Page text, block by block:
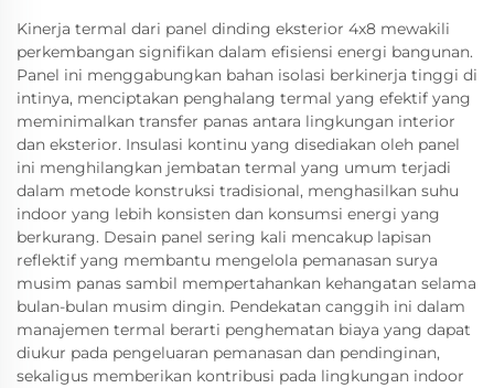
Kinerja termal dari panel dinding eksterior 4x8 mewakili
perkembangan signifikan dalam efisiensi energi bangunan.
Panel ini menggabungkan bahan isolasi berkinerja tinggi di
intinya, menciptakan penghalang termal yang efektif yang
meminimalkan transfer panas antara lingkungan interior
dan eksterior. Insulasi kontinu yang disediakan oleh panel
ini menghilangkan jembatan termal yang umum terjadi
dalam metode konstruksi tradisional, menghasilkan suhu
indoor yang lebih konsisten dan konsumsi energi yang
berkurang. Desain panel sering kali mencakup lapisan
reflektif yang membantu mengelola pemanasan surya
musim panas sambil mempertahankan kehangatan selama
bulan-bulan musim dingin. Pendekatan canggih ini dalam
manajemen termal berarti penghematan biaya yang dapat
diukur pada pengeluaran pemanasan dan pendinginan,
sekaligus memberikan kontribusi pada lingkungan indoor